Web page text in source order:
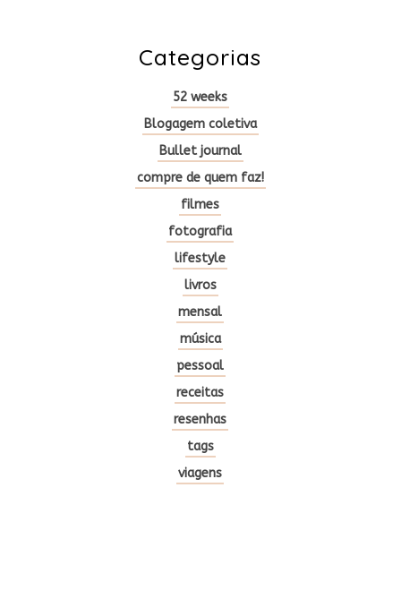
Categorias
52 weeks
Blogagem coletiva
Bullet journal
compre de quem faz!
filmes
fotografia
lifestyle
livros
mensal
música
pessoal
receitas
resenhas
tags
viagens